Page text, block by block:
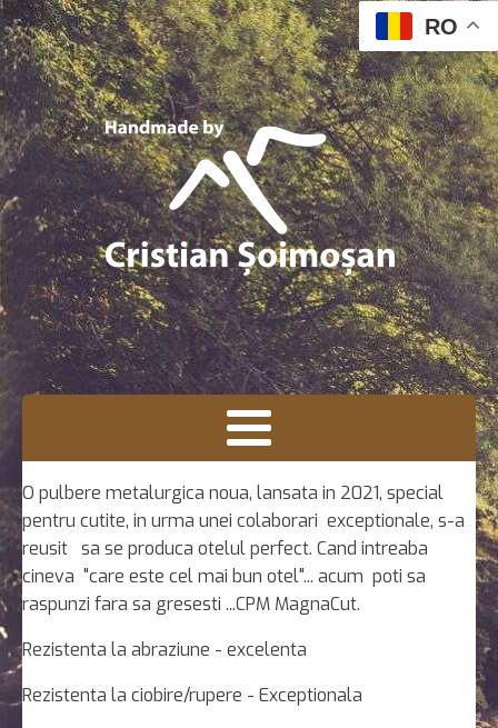
O pulbere metalurgica noua, lansata in 2021, special
pentru cutite, in urma unei colaborari exceptionale, s-a
reusit sa se produca otelul perfect. Cand intreaba
cineva "care este cel mai bun otel"... acum poti sa
raspunzi fara sa gresesti ...CPM MagnaCut.
Rezistenta la abraziune - excelenta
Rezistenta la ciobire/rupere - Exceptionala
RO